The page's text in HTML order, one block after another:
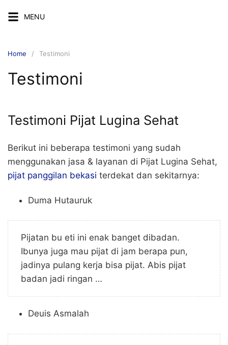
MENU
Home Testimoni
Testimoni
Testimoni Pijat Lugina Sehat
Berikut ini beberapa testimoni yang sudah
menggunakan jasa & layanan di Pijat Lugina Sehat,
pijat panggilan bekasi terdekat dan sekitarnya:
Duma Hutauruk
Pijatan bu eti ini enak banget dibadan.
Ibunya juga mau pijat di jam berapa pun,
jadinya pulang kerja bisa pijat. Abis pijat
badan jadi ringan …
Deuis Asmalah